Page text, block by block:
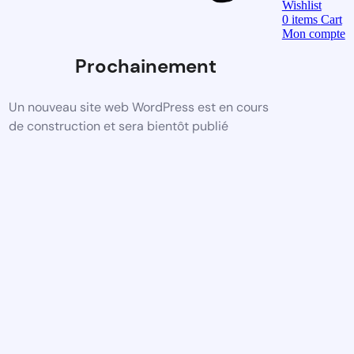
Prochainement
Un nouveau site web WordPress est en cours
de construction et sera bientôt publié
Wishlist
0 items Cart
Mon compte